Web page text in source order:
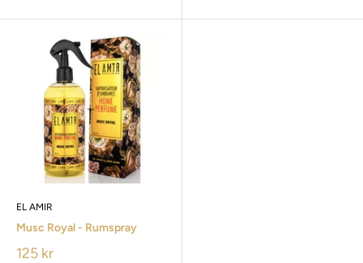
EL AMIR
Musc Royal - Rumspray
125 kr